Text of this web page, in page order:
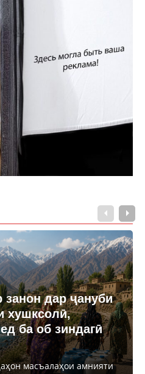
занон дар ҷануби
хушксолӣ,
ба об зиндагӣ
масъалаҳои амнияти